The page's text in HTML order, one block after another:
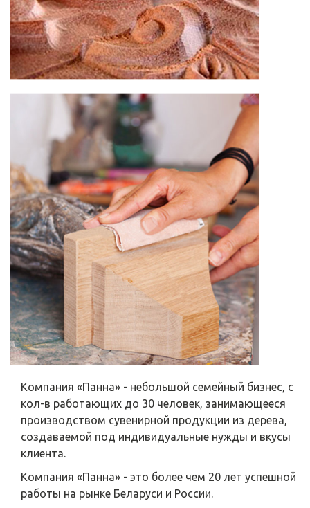
Компания «Панна» - небольшой семейный бизнес, с
кол-в работающих до 30 человек, занимающееся
производством сувенирной продукции из дерева,
создаваемой под индивидуальные нужды и вкусы
клиента.
Компания «Панна» - это более чем 20 лет успешной
работы на рынке Беларуси и России.